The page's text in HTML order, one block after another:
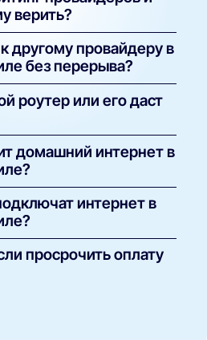
свой набор провайдеров.
цену, реальную скорость
— эти данные уже
рейтинге.
верить?
сравнение по фактам, а
бюджетам. Каждый
места по свежим
другому провайдеру в
без перерыва?
параллельное
провайдер заводит
скорость, затем
договор без спешки.
роутер или его даст
= простота
свой = контроль и
до 100 Мбит/с
домашний интернет в
от дома и провайдера:
компаний цены в
различаются. Точную
проверка по адресу.
интернет в
скорость влияет
портов в доме — при
проверит и назовёт
просрочить оплату